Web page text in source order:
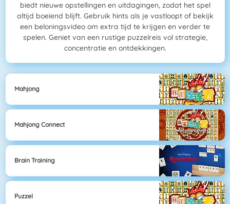
biedt nieuwe opstellingen en uitdagingen, zodat het spel
altijd boeiend blijft. Gebruik hints als je vastloopt of bekijk
een beloningsvideo om extra tijd te krijgen en verder te
spelen. Geniet van een rustige puzzelreis vol strategie,
concentratie en ontdekkingen.
Mahjong
Mahjong Connect
Brain Training
Puzzel